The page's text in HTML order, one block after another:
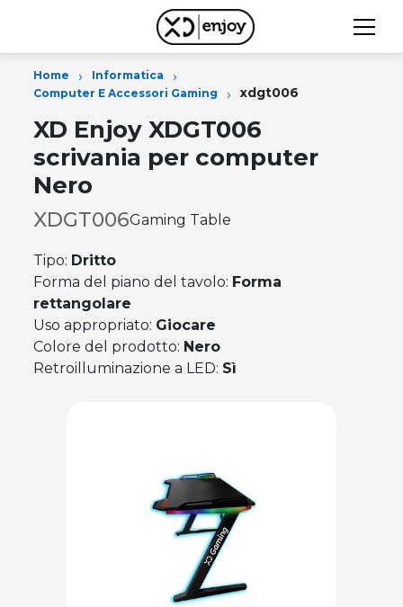
Home › Informatica ›
Computer E Accessori Gaming › xdgt006
XD Enjoy XDGT006
scrivania per computer
Nero
XDGT006Gaming Table
Tipo: Dritto
Forma del piano del tavolo: Forma
rettangolare
Uso appropriato: Giocare
Colore del prodotto: Nero
Retroilluminazione a LED: Sì